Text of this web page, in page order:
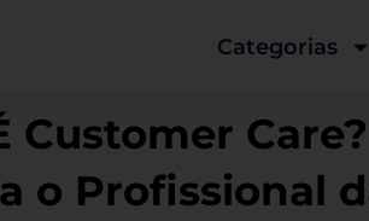
Categorias
Customer
o Profissional